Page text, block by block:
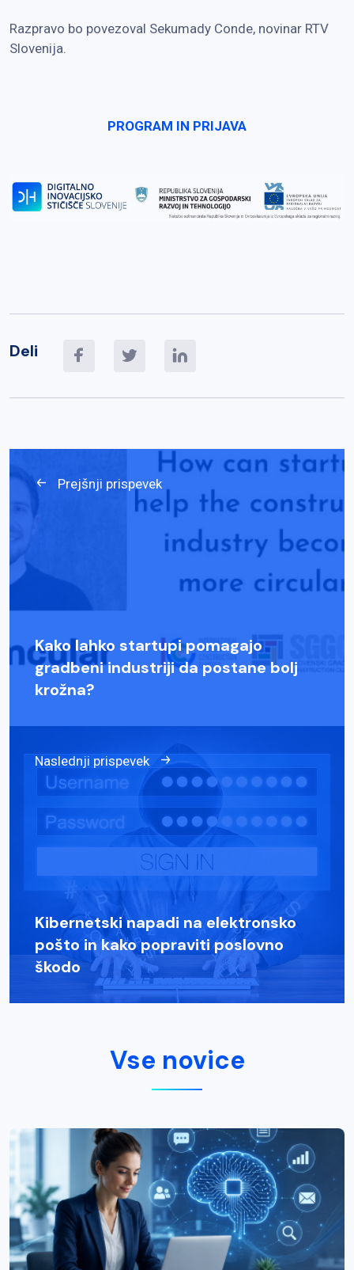
Razpravo bo povezoval Sekumady Conde, novinar RTV
Slovenija.
PROGRAM IN PRIJAVA
Deli
Prejšnji prispevek
Kako lahko startupi pomagajo
gradbeni industriji da postane bolj
krožna?
Naslednji prispevek
Kibernetski napadi na elektronsko
pošto in kako popraviti poslovno
škodo
Vse novice